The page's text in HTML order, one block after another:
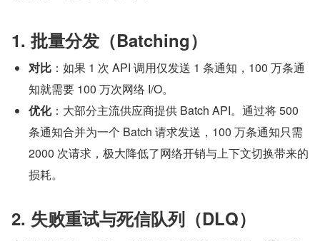
1. 批量分发（Batching）
对比 ：如果 1 次 API 调用仅发送 1 条通知，100 万条通
知就需要 100 万次网络 I/O。
优化：大部分主流供应商提供 Batch API。通过将 500
条通知合并为一个 Batch 请求发送，100 万条通知只需
2000 次请求，极大降低了网络开销与上下文切换带来的
损耗。
2. 失败重试与死信队列（DLQ）